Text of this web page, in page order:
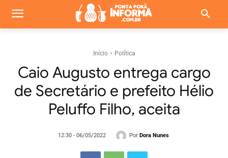
Início Política
Caio Augusto entrega cargo
de Secretário e prefeito Hélio
Peluffo Filho, aceita
12:30 - 06/05/2022 Por Dora Nunes